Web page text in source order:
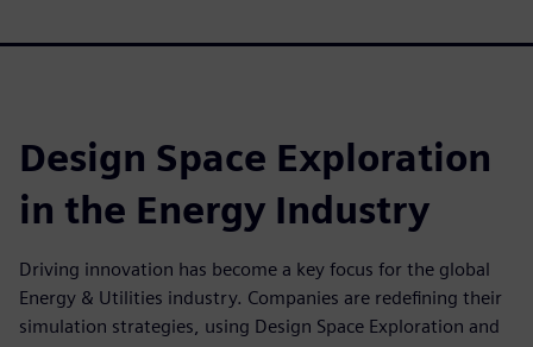
Design Space Exploration
in the Energy Industry
Driving innovation has become a key focus for the global
Energy & Utilities industry. Companies are redefining their
simulation strategies, using Design Space Exploration and